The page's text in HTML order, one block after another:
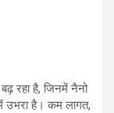
रहा है, जिनमें नैनो
उभरा है। कम लागत,